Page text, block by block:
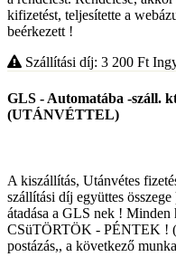
kifizetést, teljesítette a
beérkezett !
Szállítási díj: 3 200 Ft
GLS - Automatába -száll.
(UTÁNVÉTTEL)
A kiszállítás, Utánvétes
szállítási díj együttes
átadása a GLS nek !
CSüTÖRTÖK - PÉNTEK ! (
postázás,, a következő